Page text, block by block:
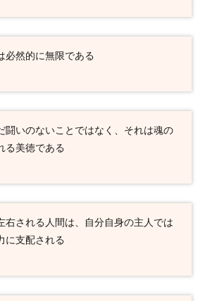
必然的に無限である
闘いのないことではなく、それは魂の
る美徳である
右される人間は、自分自身の主人では
に支配される